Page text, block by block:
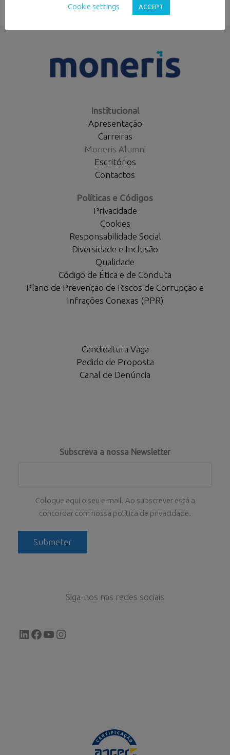
Next Post
Institucional
Apresentação
Carreiras
Moneris Alumni
Escritórios
Contactos
Políticas e Códigos
Privacidade
Cookies
Responsabilidade Social
Diversidade e Inclusão
Qualidade
Código de Ética e de Conduta
Plano de Prevenção de Riscos de Corrupção e
Infrações Conexas (PPR)
Candidatura Vaga
Pedido de Proposta
Canal de Denúncia
Subscreva a nossa Newsletter
Coloque aqui o seu e-mail. Ao subscrever está a
concordar com nossa política de privacidade.
Siga-nos nas redes sociais
LinkedIn
Facebook
YouTube
Instagram
Cookie settings
ACCEPT